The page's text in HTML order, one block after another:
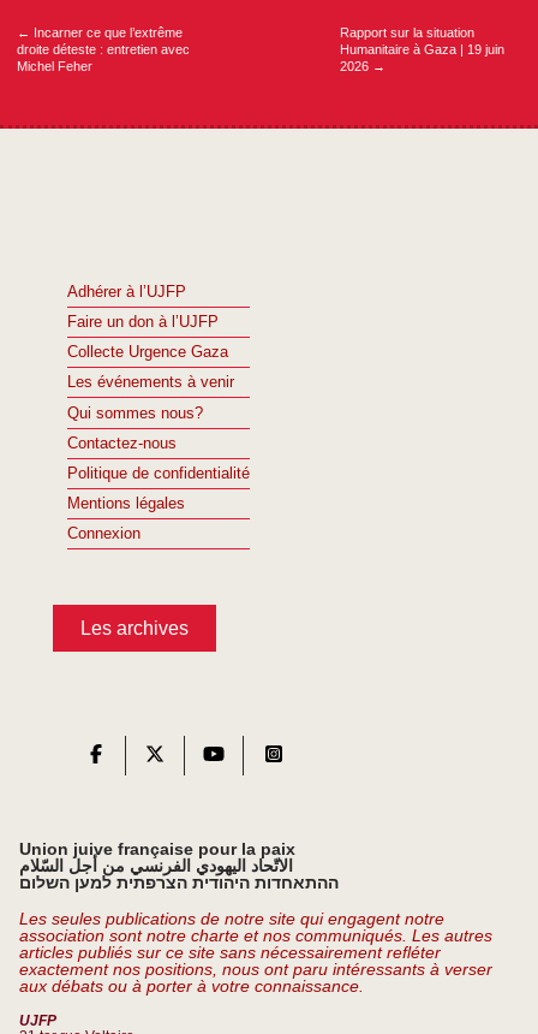
← Incarner ce que l’extrême
droite déteste : entretien avec
Michel Feher
Rapport sur la situation
Humanitaire à Gaza | 19 juin
2026 →
Adhérer à l’UJFP
Faire un don à l’UJFP
Collecte Urgence Gaza
Les événements à venir
Qui sommes nous?
Contactez-nous
Politique de confidentialité
Mentions légales
Connexion
Les archives
Union juive française pour la paix
الاتّحاد اليهودي الفرنسي من أجل السّلام
ההתאחדות היהודית הצרפתית למען השלום
Les seules publications de notre site qui engagent notre
association sont notre charte et nos communiqués. Les autres
articles publiés sur ce site sans nécessairement refléter
exactement nos positions, nous ont paru intéressants à verser
aux débats ou à porter à votre connaissance.
UJFP